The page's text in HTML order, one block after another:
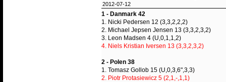
2012-07-12
1 - Danmark 42
1. Nicki Pedersen 12 (3,3,2,2,2)
2. Michael Jepsen Jensen 13 (3,3,2,3,2)
3. Leon Madsen 4 (U,0,1,1,2)
4. Niels Kristian Iversen 13 (3,3,2,3,2)
2 - Polen 38
1. Tomasz Gollob 15 (U,0,3,6",3,3)
2. Piotr Protasiewicz 5 (2,1,-,1,1)